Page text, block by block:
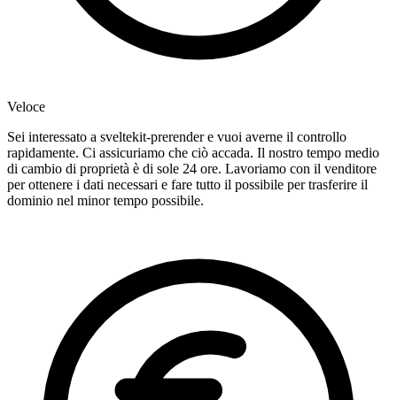
Veloce
Sei interessato a sveltekit-prerender e vuoi averne il controllo
rapidamente. Ci assicuriamo che ciò accada. Il nostro tempo medio
di cambio di proprietà è di sole 24 ore. Lavoriamo con il venditore
per ottenere i dati necessari e fare tutto il possibile per trasferire il
dominio nel minor tempo possibile.